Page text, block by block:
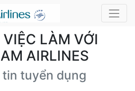
LÀM VỚI
AIRLINES
tuyển dụng